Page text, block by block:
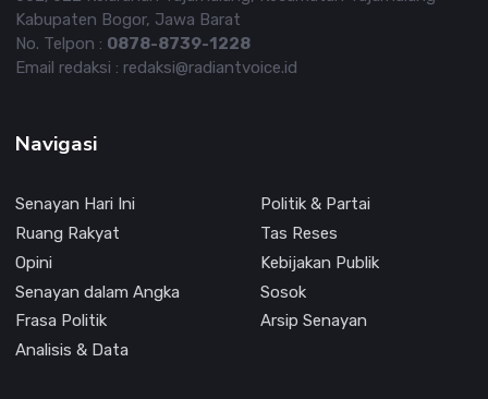
Kabupaten Bogor, Jawa Barat
No. Telpon : 0878-8739-1228
Email redaksi : redaksi@radiantvoice.id
Navigasi
Senayan Hari Ini
Politik & Partai
Ruang Rakyat
Tas Reses
Opini
Kebijakan Publik
Senayan dalam Angka
Sosok
Frasa Politik
Arsip Senayan
Analisis & Data